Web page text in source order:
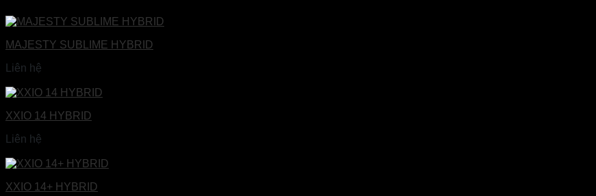
MAJESTY SUBLIME HYBRID
Liên hệ
XXIO 14 HYBRID
Liên hệ
XXIO 14+ HYBRID